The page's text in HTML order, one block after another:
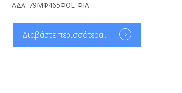
ΑΔΑ: 79ΜΦ465ΦΘΕ-ΦΙΛ
Διαβάστε περισσότερα...